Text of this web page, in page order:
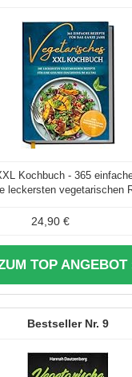
Kochbuch - 365
leckersten vegetarischen
24,90 €
TOP ANGEBOT
9